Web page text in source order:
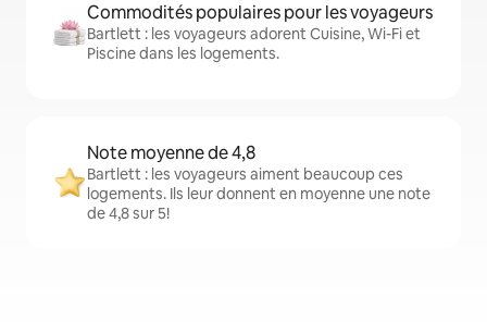
Commodités populaires pour les voyageurs
Bartlett : les voyageurs adorent Cuisine, Wi-Fi et
Piscine dans les logements.
Note moyenne de 4,8
Bartlett : les voyageurs aiment beaucoup ces
logements. Ils leur donnent en moyenne une note
de 4,8 sur 5!